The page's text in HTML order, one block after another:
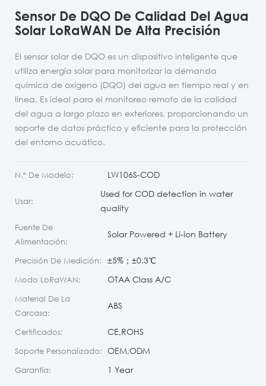
Sensor De DQO De Calidad Del Agua
Solar LoRaWAN De Alta Precisión
El sensor solar de DQO es un dispositivo inteligente que
utiliza energía solar para monitorizar la demanda
química de oxígeno (DQO) del agua en tiempo real y en
línea. Es ideal para el monitoreo remoto de la calidad
del agua a largo plazo en exteriores, proporcionando un
soporte de datos práctico y eficiente para la protección
del entorno acuático.
N.º De Modelo: LW106S-COD
Usar:
Used for COD detection in water
quality
Fuente De
Alimentación:
Solar Powered + Li-ion Battery
Precisión De Medición: ±5%；±0.3℃
Modo LoRaWAN: OTAA Class A/C
Material De La
Carcasa:
ABS
Certificados: CE,ROHS
Soporte Personalizado: OEM,ODM
Garantía: 1 Year